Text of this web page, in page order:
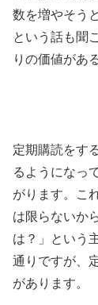
数を増やそう
という話も聞
りの価値があ
定期購読をす
るようになっ
がります。こ
は限らないか
は？」という
通りですが、
があります。